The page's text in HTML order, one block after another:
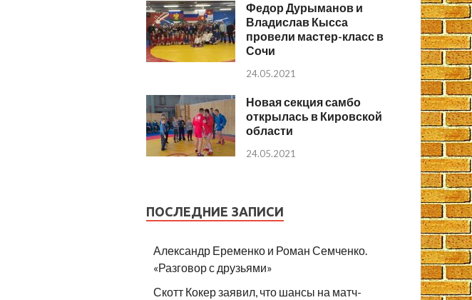
Федор Дурыманов и
Владислав Кысса
провели мастер-класс в
Сочи
24.05.2021
Новая секция самбо
открылась в Кировской
области
24.05.2021
ПОСЛЕДНИЕ ЗАПИСИ
Александр Еременко и Роман Семченко.
«Разговор с друзьями»
Скотт Кокер заявил, что шансы на матч-